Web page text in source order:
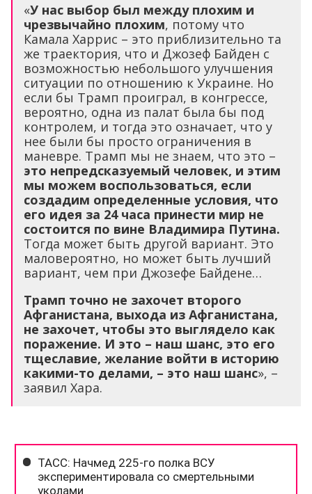
«У нас выбор был между плохим и
чрезвычайно плохим, потому что
Камала Харрис – это приблизительно та
же траектория, что и Джозеф Байден с
возможностью небольшого улучшения
ситуации по отношению к Украине. Но
если бы Трамп проиграл, в конгрессе,
вероятно, одна из палат была бы под
контролем, и тогда это означает, что у
нее были бы просто ограничения в
маневре. Трамп мы не знаем, что это –
это непредсказуемый человек, и этим
мы можем воспользоваться, если
создадим определенные условия, что
его идея за 24 часа принести мир не
состоится по вине Владимира Путина.
Тогда может быть другой вариант. Это
маловероятно, но может быть лучший
вариант, чем при Джозефе Байдене…
Трамп точно не захочет второго
Афганистана, выхода из Афганистана,
не захочет, чтобы это выглядело как
поражение. И это – наш шанс, это его
тщеславие, желание войти в историю
какими-то делами, – это наш шанс», –
заявил Хара.